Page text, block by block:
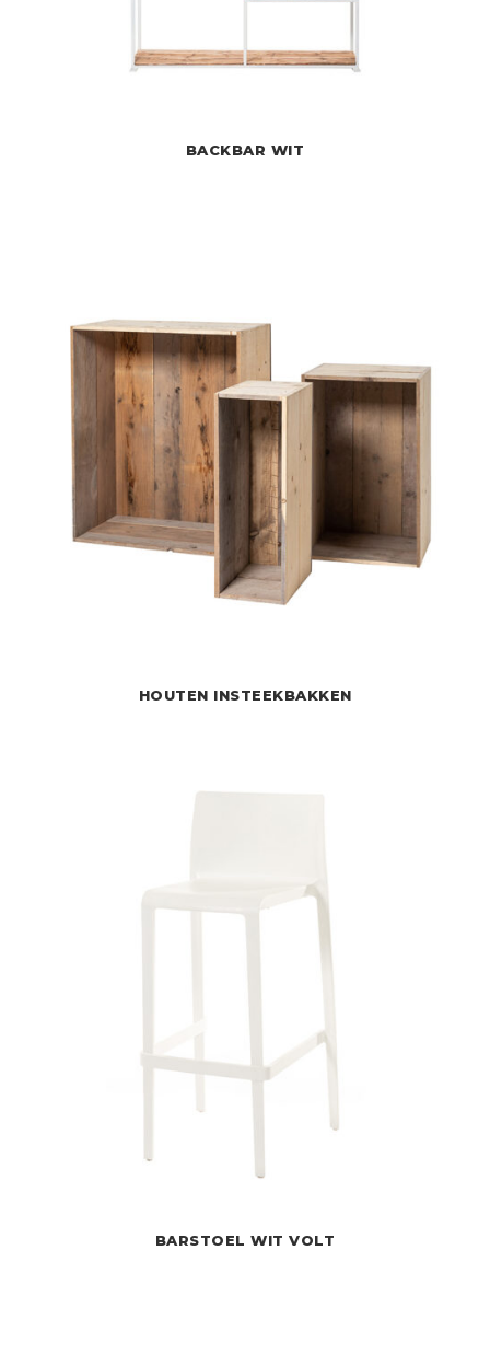
BACKBAR WIT
HOUTEN INSTEEKBAKKEN
BARSTOEL WIT VOLT